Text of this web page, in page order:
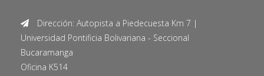
Dirección: Autopista a Piedecuesta Km 7 |
Universidad Pontificia Bolivariana - Seccional
Bucaramanga
Oficina K514